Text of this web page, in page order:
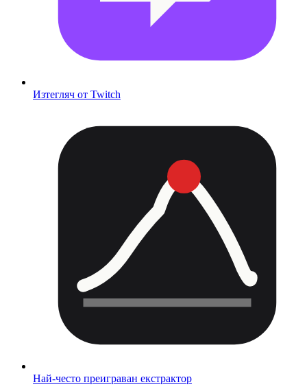
Изтегляч от Twitch
Най-често преиграван екстрактор